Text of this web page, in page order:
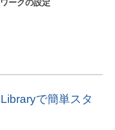
ークの設定
で簡単スタ